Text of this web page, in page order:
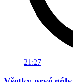
21:27